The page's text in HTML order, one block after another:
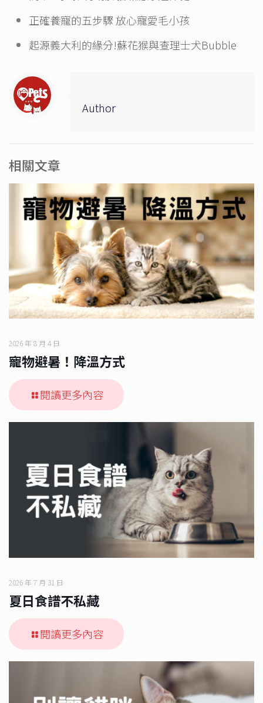
正確養寵的五步驟 放心寵愛毛小孩
起源義大利的緣分!蘇花猴與查理士犬Bubble
Author
相關文章
2026 年 8 月 4 日
寵物避暑！降溫方式
閱讀更多內容
2026 年 7 月 31 日
夏日食譜不私藏
閱讀更多內容